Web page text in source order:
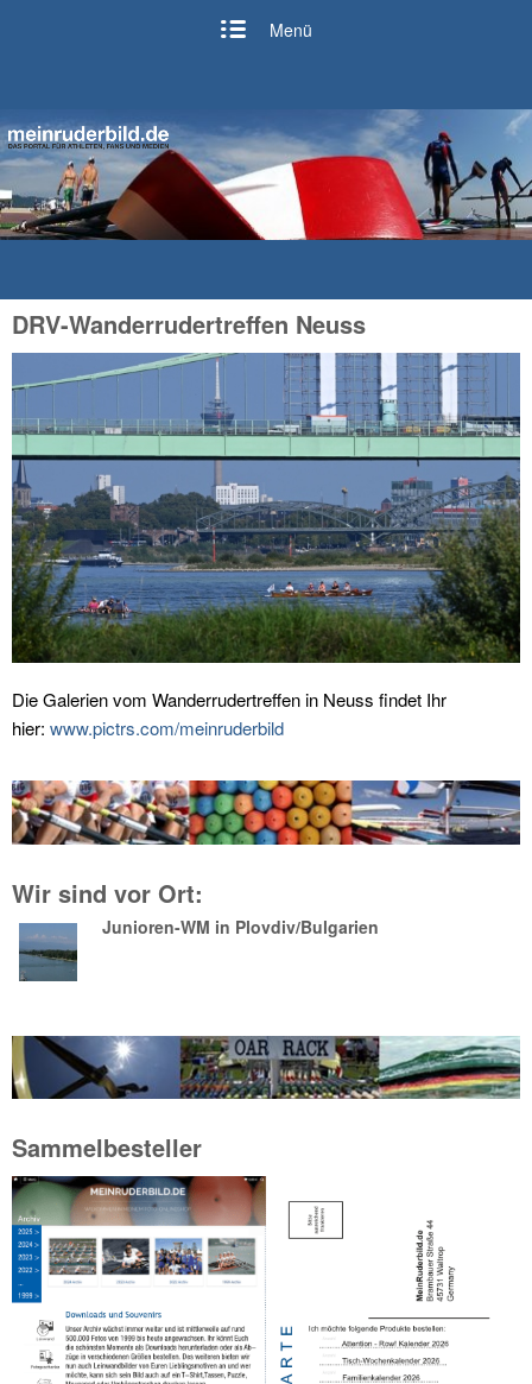
Menü
DRV-Wanderrudertreffen Neuss
Die Galerien vom Wanderrudertreffen in Neuss findet Ihr
hier: www.pictrs.com/meinruderbild
Wir sind vor Ort:
Junioren-WM in Plovdiv/Bulgarien
Sammelbesteller